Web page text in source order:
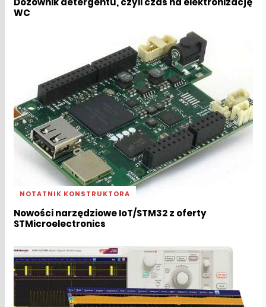
WC
NOTATNIK KONSTRUKTORA
Nowości narzędziowe IoT/STM32 z oferty
STMicroelectronics